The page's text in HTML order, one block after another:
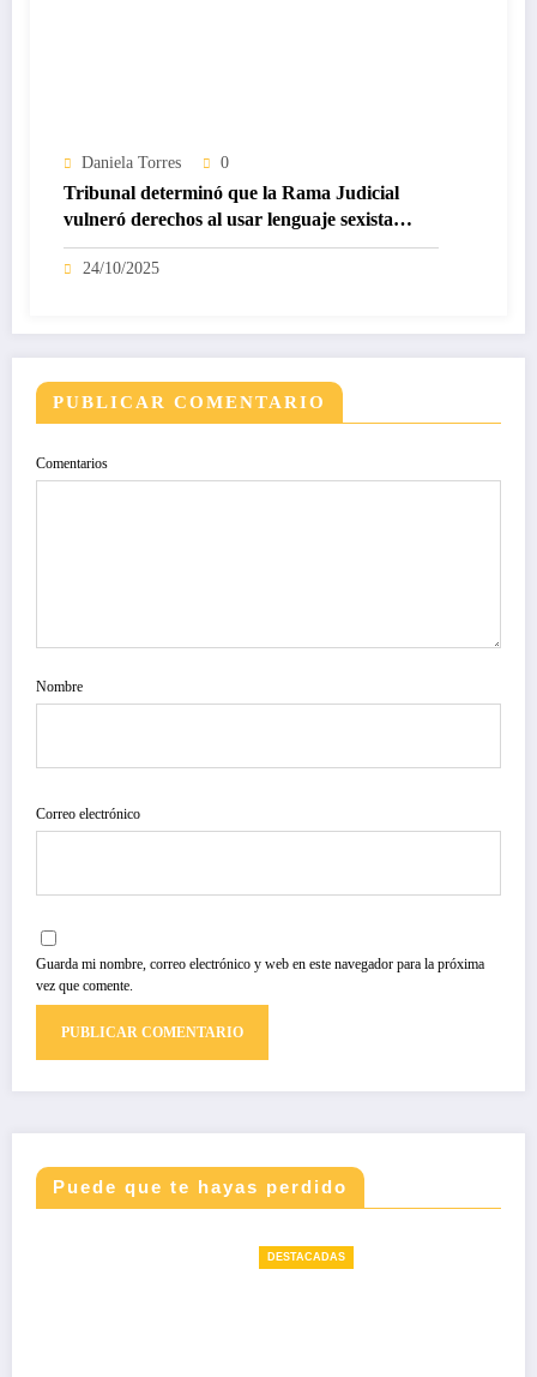
Daniela Torres 0
Tribunal determinó que la Rama Judicial
vulneró derechos al usar lenguaje sexista
contra una víctima
24/10/2025
PUBLICAR COMENTARIO
Comentarios
Nombre
Correo electrónico
Guarda mi nombre, correo electrónico y web en este navegador para la próxima
vez que comente.
Puede que te hayas perdido